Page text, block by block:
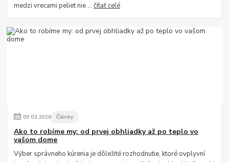
medzi vrecami peliet nie ...čítať celé
09.03.2026 Články
Ako to robíme my: od prvej obhliadky až po teplo vo
vašom dome
Výber správneho kúrenia je dôležité rozhodnutie, ktoré ovplyvní